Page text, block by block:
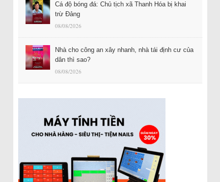
Cá độ bóng đá: Chủ tịch xã Thanh Hóa bị khai
trừ Đảng
08/08/2026
Nhà cho công an xây nhanh, nhà tái định cư của
dân thì sao?
08/08/2026